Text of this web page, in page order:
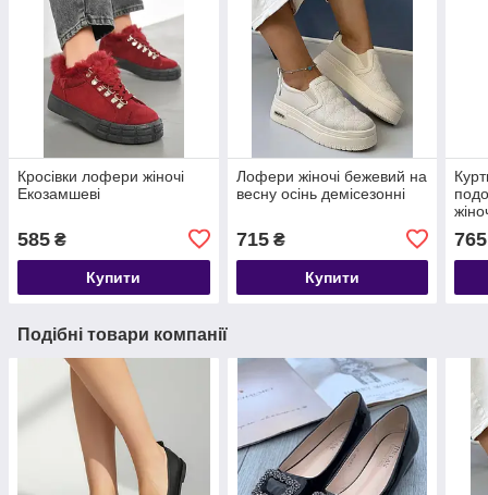
Кросівки лофери жіночі
Екозамшеві
585 ₴
Купити
Лофери жіночі бежевий на
весну осінь демісезонні
715₴
Купити
765
Подібні товари компанії